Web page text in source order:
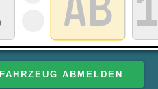
FAHRZEUG ABMELDEN